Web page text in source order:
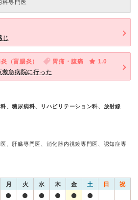
科専門医
じ
（盲腸炎） 胃痛・腹痛
1.0
急病院に行った
、糖尿病科、リハビリテーション科、放射線
、肝臓専門医、消化器内視鏡専門医、認知症専
月 火 水 木 金 土 日 祝